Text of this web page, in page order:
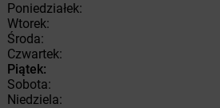
Poniedziałek:
Wtorek:
Środa:
Czwartek:
Piątek:
Sobota:
Niedziela: